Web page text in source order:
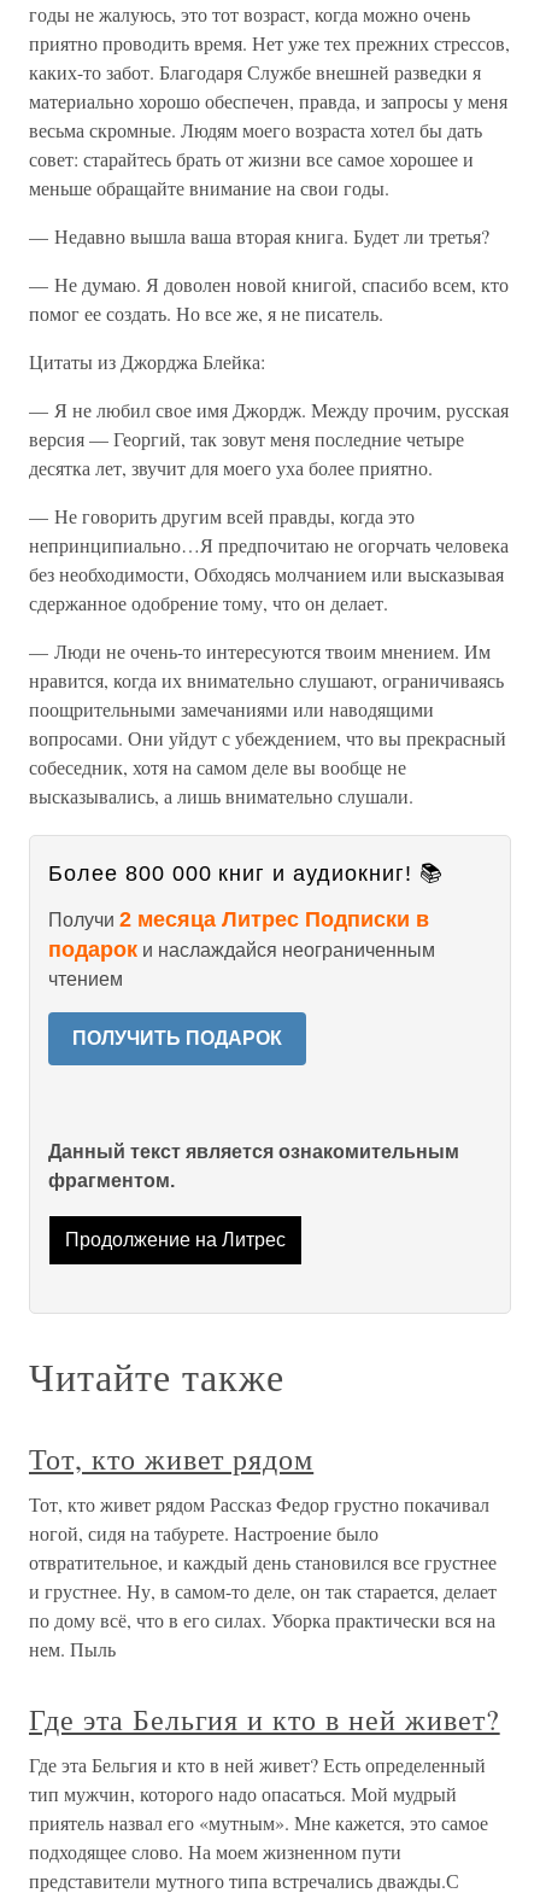
годы не жалуюсь, это тот возраст, когда можно очень
приятно проводить время. Нет уже тех прежних стрессов,
каких-то забот. Благодаря Службе внешней разведки я
материально хорошо обеспечен, правда, и запросы у меня
весьма скромные. Людям моего возраста хотел бы дать
совет: старайтесь брать от жизни все самое хорошее и
меньше обращайте внимание на свои годы.
— Недавно вышла ваша вторая книга. Будет ли третья?
— Не думаю. Я доволен новой книгой, спасибо всем, кто
помог ее создать. Но все же, я не писатель.
Цитаты из Джорджа Блейка:
— Я не любил свое имя Джордж. Между прочим, русская
версия — Георгий, так зовут меня последние четыре
десятка лет, звучит для моего уха более приятно.
— Не говорить другим всей правды, когда это
непринципиально…Я предпочитаю не огорчать человека
без необходимости, Обходясь молчанием или высказывая
сдержанное одобрение тому, что он делает.
— Люди не очень-то интересуются твоим мнением. Им
нравится, когда их внимательно слушают, ограничиваясь
поощрительными замечаниями или наводящими
вопросами. Они уйдут с убеждением, что вы прекрасный
собеседник, хотя на самом деле вы вообще не
высказывались, а лишь внимательно слушали.
Более 800 000 книг и аудиокниг! 📚
Получи 2 месяца Литрес Подписки в
подарок и наслаждайся неограниченным
чтением
ПОЛУЧИТЬ ПОДАРОК
Данный текст является ознакомительным
фрагментом.
Продолжение на Литрес
Читайте также
Тот, кто живет рядом
Тот, кто живет рядом Рассказ Федор грустно покачивал
ногой, сидя на табурете. Настроение было
отвратительное, и каждый день становился все грустнее
и грустнее. Ну, в самом-то деле, он так старается, делает
по дому всё, что в его силах. Уборка практически вся на
нем. Пыль
Где эта Бельгия и кто в ней живет?
Где эта Бельгия и кто в ней живет? Есть определенный
тип мужчин, которого надо опасаться. Мой мудрый
приятель назвал его «мутным». Мне кажется, это самое
подходящее слово. На моем жизненном пути
представители мутного типа встречались дважды.С